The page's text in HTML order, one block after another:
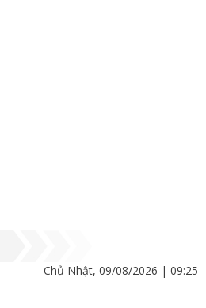
Chủ Nhật, 09/08/2026 | 09:25